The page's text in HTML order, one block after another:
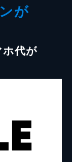
が
代が